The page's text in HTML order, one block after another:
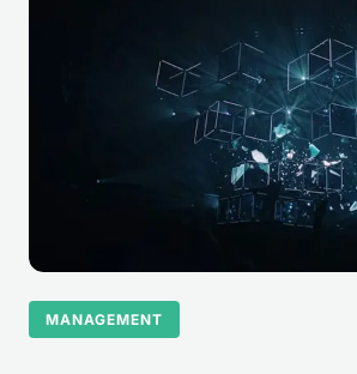
MANAGEMENT